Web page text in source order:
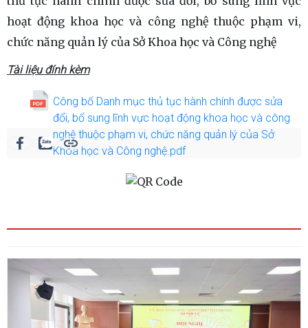
hoạt động khoa học và công nghệ thuộc phạm vi,
chức năng quản lý của Sở Khoa học và Công nghệ
Tài liệu đính kèm
Công bố Danh mục thủ tục hành chính được sửa
đổi, bổ sung lĩnh vực hoạt động khoa học và công
nghệ thuộc phạm vi, chức năng quản lý của Sở
Khoa học và Công nghệ.pdf